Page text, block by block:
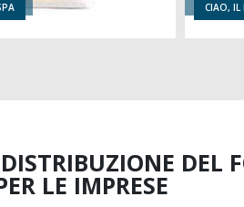
CIAO,
DEL
LE IMPRESE